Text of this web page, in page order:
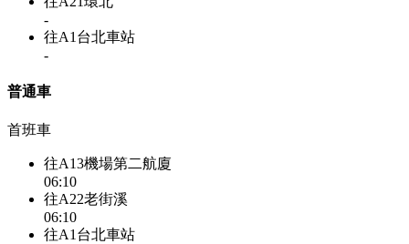
-
往A1台北車站
-
普通車
首班車
往A13機場第二航廈
06:10
往A22老街溪
06:10
往A1台北車站